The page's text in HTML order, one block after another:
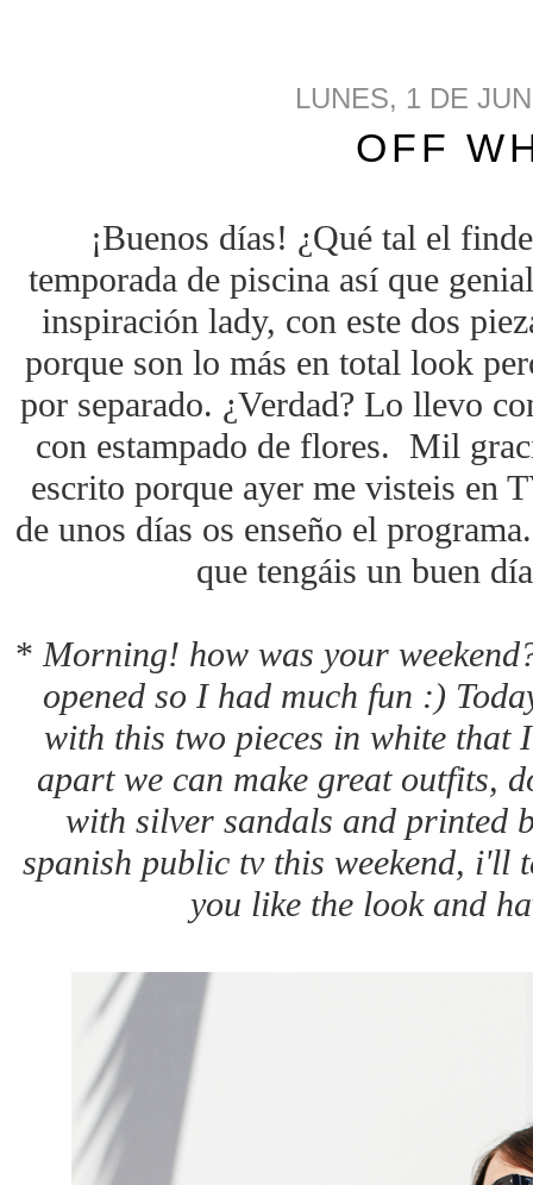
LUNES, 1 DE
OFF
¡Buenos días! ¿Qué tal el
temporada de piscina así que
inspiración lady, con este dos
porque son lo más en total look
por separado. ¿Verdad? Lo llevo
con estampado de flores. Mil
escrito porque ayer me visteis en
de unos días os enseño el
que tengáis un buen
* Morning! how was your
opened so I had much fun :)
with this two pieces in white that
apart we can make great outfits,
with silver sandals and printed
spanish public tv this weekend, i'll
you like the look and